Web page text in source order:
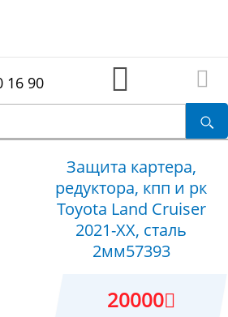
16 90
Защита картера,
редуктора, кпп и рк
Toyota Land Cruiser
2021-XX, сталь
2мм57393
20000